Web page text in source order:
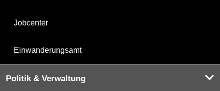
Jobcenter
Einwanderungsamt
Politik & Verwaltung